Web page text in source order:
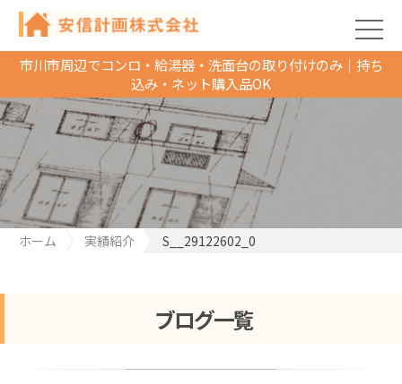
市川市周辺でコンロ・給湯器・洗面台の取り付けのみ｜持ち
込み・ネット購入品OK
ホーム 実績紹介 S__29122602_0
ブログ一覧